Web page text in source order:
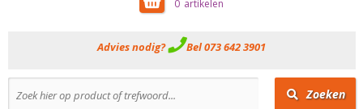
0
Advies nodig? Bel 073 642 3901
Zoeken